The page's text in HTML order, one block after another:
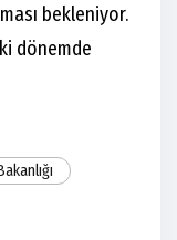
bekleniyor.
dönemde